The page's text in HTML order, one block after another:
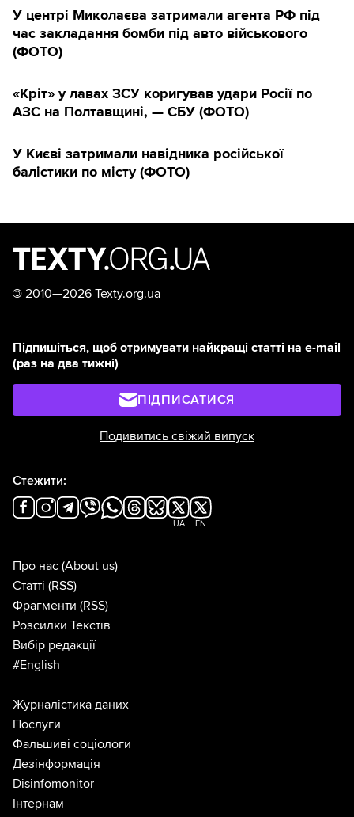
У центрі Миколаєва затримали агента РФ під
час закладання бомби під авто військового
(ФОТО)
«Кріт» у лавах ЗСУ коригував удари Росії по
АЗС на Полтавщині, — СБУ (ФОТО)
У Києві затримали навідника російської
балістики по місту (ФОТО)
© 2010—2026 Texty.org.ua
Підпишіться, щоб отримувати найкращі статті на e-mail
(раз на два тижні)
ПІДПИСАТИСЯ
Подивитись свіжий випуск
Стежити:
UA EN
Про нас (About us)
Статті (RSS)
Фрагменти (RSS)
Розсилки Текстів
Вибір редакції
#English
Журналістика даних
Послуги
Фальшиві соціологи
Дезінформація
Disinfomonitor
Інтернам